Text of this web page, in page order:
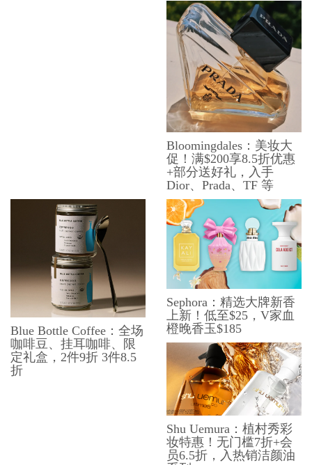
Bloomingdales：美妆大
促！满$200享8.5折优惠
+部分送好礼，入手
Dior、Prada、TF 等
Blue Bottle Coffee：全场
咖啡豆、挂耳咖啡、限
定礼盒，2件9折 3件8.5
折
Sephora：精选大牌新香
上新！低至$25，V家血
橙晚香玉$185
Shu Uemura：植村秀彩
妆特惠！无门槛7折+会
员6.5折，入热销洁颜油